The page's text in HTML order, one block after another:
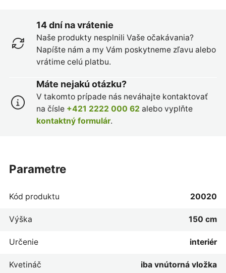
14 dní na vrátenie
Naše produkty nesplnili Vaše očakávania?
Napíšte nám a my Vám poskytneme zľavu alebo
vrátime celú platbu.
Máte nejakú otázku?
V takomto prípade nás neváhajte kontaktovať
na čísle +421 2222 000 62 alebo vyplňte
kontaktný formulár.
parametre
Kód produktu 20020
Výška 150 cm
Určenie interiér
Kvetináč iba vnútorná vložka